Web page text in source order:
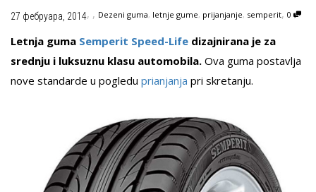
,
27 фебруара, 2014 , Dezeni guma, letnje gume, prijanjanje, semperit, 0
Letnja guma Semperit Speed-Life dizajnirana je za
srednju i luksuznu klasu automobila. Ova guma postavlja
nove standarde u pogledu prianjanja pri skretanju.